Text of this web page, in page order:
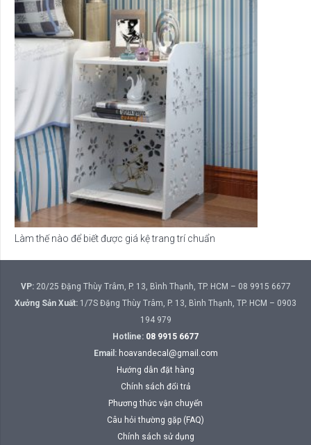
Làm thế nào để biết được giá kệ trang trí chuẩn
VP:20/25 Đặng Thùy Trâm, P. 13, Bình Thạnh, TP. HCM – 08 9915 6677
Xưởng Sản Xuất: 1/7S Đặng Thùy Trâm, P. 13, Bình Thạnh, TP. HCM – 0903
194 979
Hotline: 08 9915 6677
Email: hoavandecal@gmail.com
Hướng dẫn đặt hàng
Chính sách đổi trả
Phương thức vận chuyển
Câu hỏi thường gặp (FAQ)
Chính sách sử dụng